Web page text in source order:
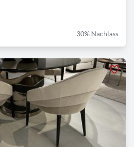
30% Nachlass